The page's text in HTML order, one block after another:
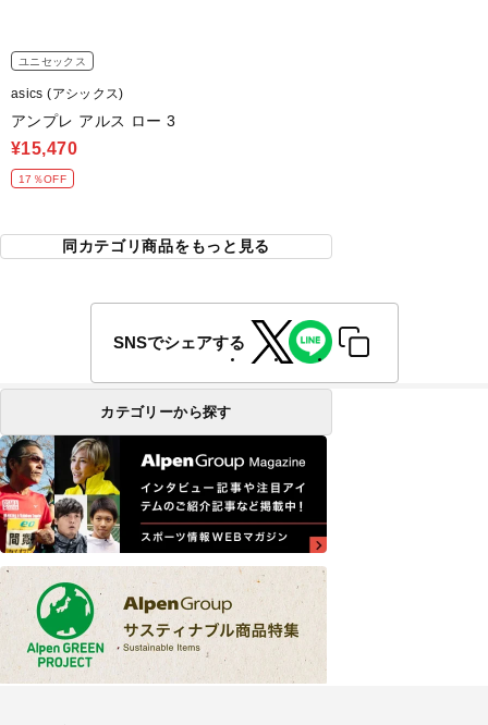
ユニセックス
asics (アシックス)
アンプレ アルス ロー 3
¥15,470
17％OFF
同カテゴリ商品をもっと見る
SNSでシェアする
カテゴリーから探す